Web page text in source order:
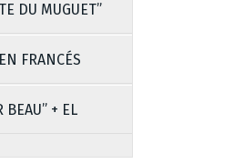
DU MUGUET”
FRANCÉS
BEAU” + EL